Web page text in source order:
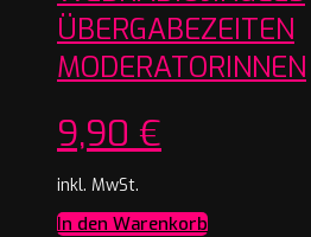
ÜBERGABEZEITEN
MODERATORINNEN
9,90 €
inkl. MwSt.
In den Warenkorb